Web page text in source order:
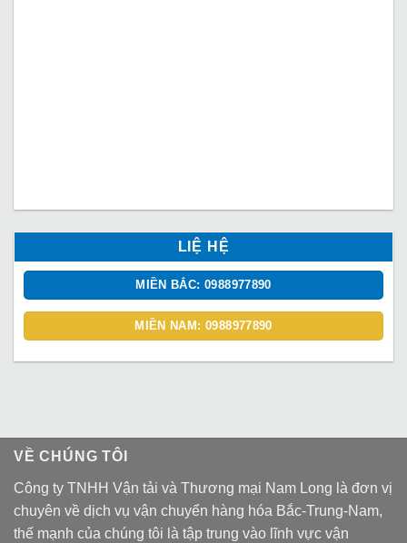
LIỆ HỆ
MIỀN BẮC: 0988977890
MIỀN NAM: 0988977890
VỀ CHÚNG TÔI
Công ty TNHH Vận tải và Thương mại Nam Long là đơn vị
chuyên về dịch vụ vận chuyển hàng hóa Bắc-Trung-Nam,
thế mạnh của chúng tôi là tập trung vào lĩnh vực vận